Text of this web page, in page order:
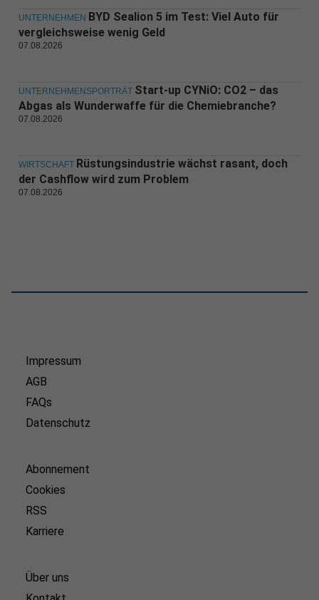
UNTERNEHMEN BYD Sealion 5 im Test: Viel Auto für
vergleichsweise wenig Geld
07.08.2026
UNTERNEHMENSPORTRÄT Start-up CYNiO: CO2 – das
Abgas als Wunderwaffe für die Chemiebranche?
07.08.2026
WIRTSCHAFT Rüstungsindustrie wächst rasant, doch
der Cashflow wird zum Problem
07.08.2026
Impressum
AGB
FAQs
Datenschutz
Abonnement
Cookies
RSS
Karriere
Über uns